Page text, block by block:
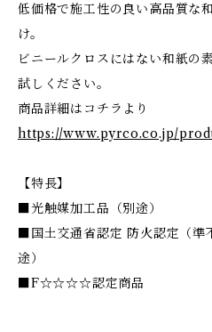
低価格で施工性の良い高品質な
け。
ビニールクロスにはない和紙の
試しください。
商品詳細はコチラより
https://www.pyrco.co.jp/
【特長】
■光触媒加工品（別途）
■国土交通省認定 防火認定（
途）
■F☆☆☆☆認定商品